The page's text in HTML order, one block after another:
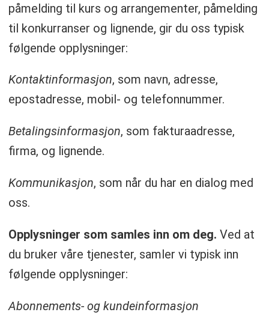
påmelding til kurs og arrangementer, påmelding
til konkurranser og lignende, gir du oss typisk
følgende opplysninger:
Kontaktinformasjon, som navn, adresse,
epostadresse, mobil- og telefonnummer.
Betalingsinformasjon, som fakturaadresse,
firma, og lignende.
Kommunikasjon, som når du har en dialog med
oss.
Opplysninger som samles inn om deg. Ved at
du bruker våre tjenester, samler vi typisk inn
følgende opplysninger:
Abonnements- og kundeinformasjon